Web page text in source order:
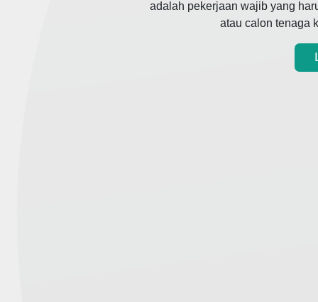
adalah pekerjaan wajib yang
atau calon tenaga